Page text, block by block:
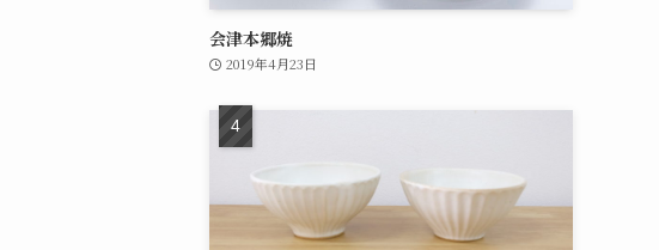
会津本郷焼
2019年4月23日